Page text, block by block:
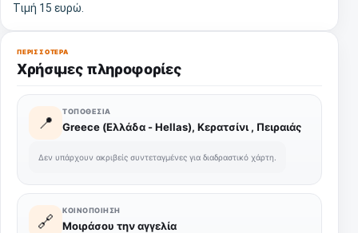
Τιμή 15 ευρώ.
ΠΕΡΙΣΣΌΤΕΡΑ
Χρήσιμες πληροφορίες
📍
ΤΟΠΟΘΕΣΊΑ
Greece (Ελλάδα - Hellas), Κερατσίνι , Πειραιάς
Δεν υπάρχουν ακριβείς συντεταγμένες για διαδραστικό χάρτη.
🔗
ΚΟΙΝΟΠΟΊΗΣΗ
Μοιράσου την αγγελία